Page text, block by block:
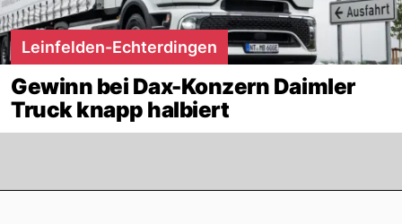
Leinfelden-Echterdingen
Gewinn bei Dax-Konzern Daimler
Truck knapp halbiert